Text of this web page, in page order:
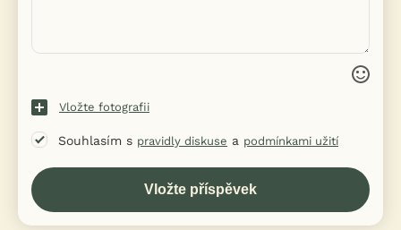
Vložte fotografii
Souhlasím s pravidly diskuse a podmínkami užití